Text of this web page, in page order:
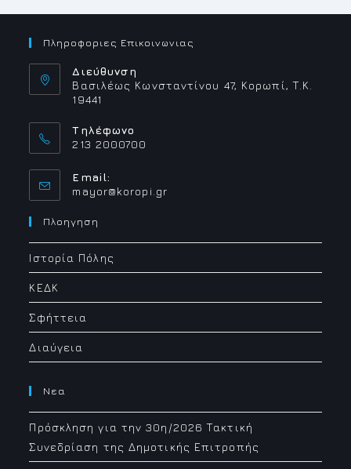
Πληροφοριες Επικοινωνιας
Διεύθυνση
Βασιλέως Κωνσταντίνου 47, Κορωπί, Τ.Κ.
19441
Τηλέφωνο
213 2000700
Email:
mayor@koropi.grOpens
Πλοηγηση
Ιστορία Πόλης
ΚΕΔΚ
Σφήττεια
Διαύγεια
Νεα
Πρόσκληση για την 30η/2026 Τακτική
Συνεδρίαση της Δημοτικής Επιτροπής